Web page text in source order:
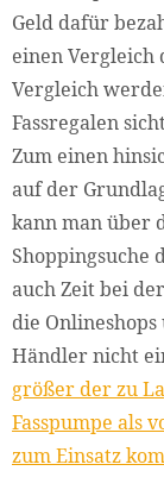
Geld dafür
einen Vergleich
Vergleich
Fassregalen
Zum einen
auf der
kann man über
Shoppingsuche
auch Zeit bei
die
Händler nicht
größer der zu
Fasspumpe als
zum Einsatz